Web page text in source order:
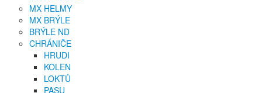
MX HELMY
MX BRÝLE
BRÝLE ND
CHRÁNIČE
HRUDI
KOLEN
LOKTŮ
PASU